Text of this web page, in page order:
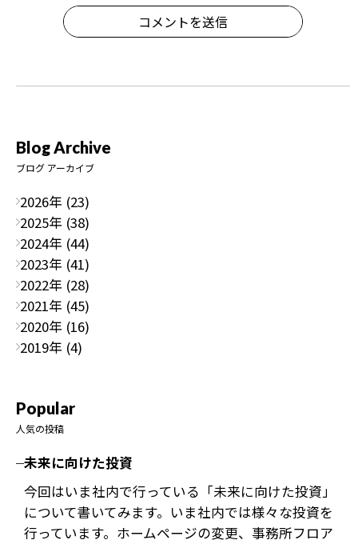
コメントを送信
Blog Archive
ブログ アーカイブ
2026年 (23)
2025年 (38)
2024年 (44)
2023年 (41)
2022年 (28)
2021年 (45)
2020年 (16)
2019年 (4)
Popular
人気の投稿
未来に向けた投資
今回はいま社内で行っている「未来に向けた投資」
について書いてみます。いま社内では様々な投資を
行っています。ホームページの変更、事務所フロア